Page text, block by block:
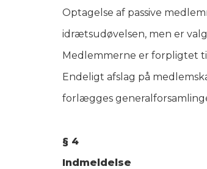
Optagelse af passive
idrætsudøvelsen, men er
Medlemmerne er forpligtet
Endeligt afslag på
forlægges
§ 4
Indmeldelse